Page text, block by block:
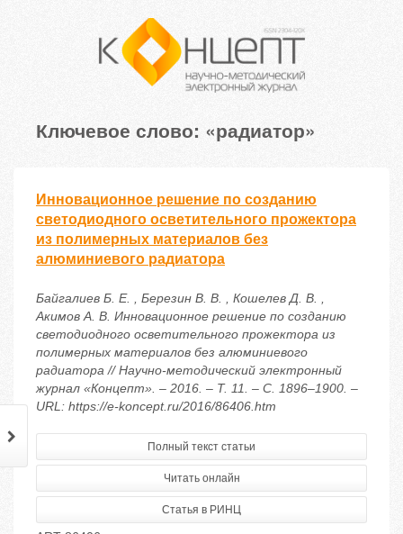
Ключевое слово: «радиатор»
Инновационное решение по созданию
светодиодного осветительного прожектора
из полимерных материалов без
алюминиевого радиатора
Байгалиев Б. Е. , Березин В. В. , Кошелев Д. В. ,
Акимов А. В. Инновационное решение по созданию
светодиодного осветительного прожектора из
полимерных материалов без алюминиевого
радиатора // Научно-методический электронный
журнал «Концепт». – 2016. – Т. 11. – С. 1896–1900. –
URL: https://e-koncept.ru/2016/86406.htm
Полный текст статьи
Читать онлайн
Статья в РИНЦ